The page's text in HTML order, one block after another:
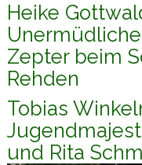
Heike
Zepter beim
Rehden
Tobias
und Rita